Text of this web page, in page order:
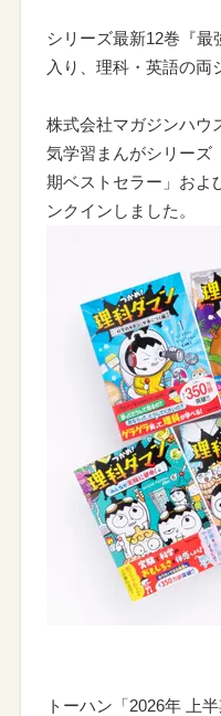
シリーズ最新12巻『最
入り、理科・英語の両
株式会社マガジンハウ
気学習まんがシリーズ
期ベストセラー」およ
ンクインしました。
トーハン「2026年 上